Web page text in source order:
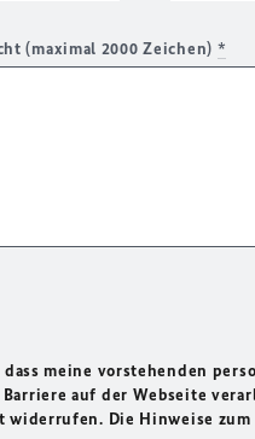
(maximal 2000 Zeichen) *
meine vorstehenden
auf der Webseite
Die Hinweise zum